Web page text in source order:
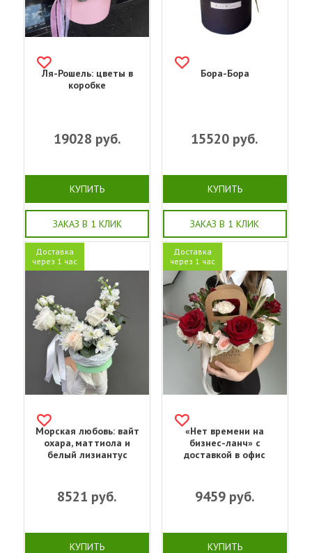
Ля-Рошель: цветы в
коробке
19028 руб.
КУПИТЬ
ЗАКАЗ В 1 КЛИК
Бора-Бора
15520 руб.
КУПИТЬ
ЗАКАЗ В 1 КЛИК
Доставка
через 1 час
Морская любовь: вайт
охара, маттиола и
белый лизиантус
8521 руб.
КУПИТЬ
Доставка
через 1 час
«Нет времени на
бизнес-ланч» с
доставкой в офис
9459руб.
КУПИТЬ